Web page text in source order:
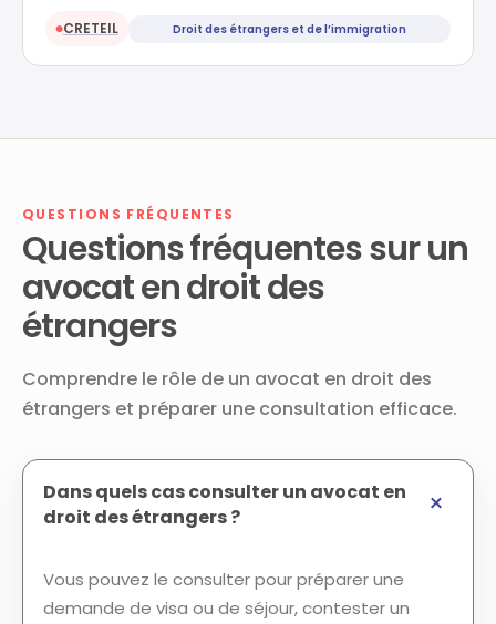
●CRETEIL Droit des étrangers et de l’immigration
QUESTIONS FRÉQUENTES
Questions fréquentes sur un
avocat en droit des
étrangers
Comprendre le rôle de un avocat en droit des
étrangers et préparer une consultation efficace.
Dans quels cas consulter un avocat en
droit des étrangers ?
Vous pouvez le consulter pour préparer une
demande de visa ou de séjour, contester un